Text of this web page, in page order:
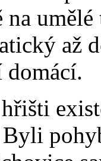
na
až
domácí.